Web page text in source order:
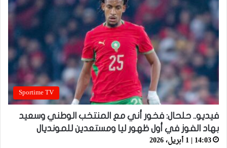
Sportime TV
فيديو.. حلحال: فخور أني مع المنتخب الوطني وسعيد
بهاد الفوز في أول ظهور ليا ومستعدين للمونديال
14:03 | 1 أبريل، 2026